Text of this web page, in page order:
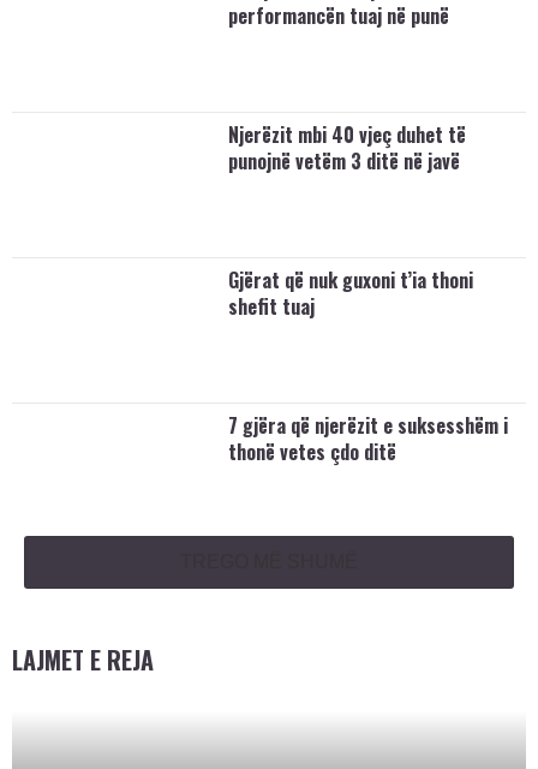
performancën tuaj në punë
Njerëzit mbi 40 vjeç duhet të
punojnë vetëm 3 ditë në javë
Gjërat që nuk guxoni t’ia thoni
shefit tuaj
7 gjëra që njerëzit e suksesshëm i
thonë vetes çdo ditë
LAJMET E REJA